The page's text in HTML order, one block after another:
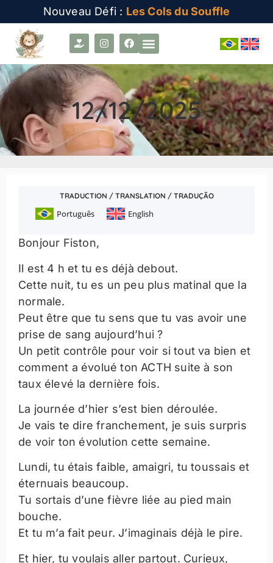
Nouveau Défi : Les Cols du Souffle
12/12/2025
TRADUCTION / TRANSLATION / TRADUÇÃO
Português English
Bonjour Fiston,
Il est 4 h et tu es déjà debout.
Cette nuit, tu es un peu plus matinal que la
normale.
Peut être que tu sens que tu vas avoir une
prise de sang aujourd’hui ?
Un petit contrôle pour voir si tout va bien et
comment a évolué ton ACTH suite à son
taux élevé la dernière fois.
La journée d’hier s’est bien déroulée.
Je vais te dire franchement, je suis surpris
de voir ton évolution cette semaine.
Lundi, tu étais faible, amaigri, tu toussais et
éternuais beaucoup.
Tu sortais d’une fièvre liée au pied main
bouche.
Et tu m’a fait peur. J’imaginais déjà le pire.
Et hier, tu voulais aller partout. Curieux,